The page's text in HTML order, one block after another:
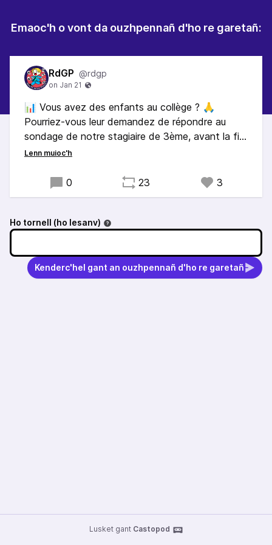
Emaoc'h o vont da ouzhpennañ d'ho re garetañ:
RdGP @rdgp
📊 Vous avez des enfants au collège ? 🙏
Pourriez-vous leur demandez de répondre au
sondage de notre stagiaire de 3ème, avant la fin
de cette semaine ? (Cela ne leur prendra que
question de droits numériques, des libertés
individuelles et de vie privée. 👉
0 23 3
Ho tornell (ho lesanv)
Kenderc'hel gant an ouzhpennañ d'ho re garetañ
Lusket gant Castopod